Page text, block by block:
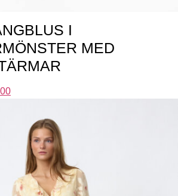
I
MED